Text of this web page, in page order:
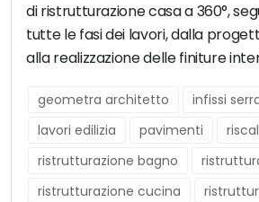
di ristrutturazione casa a 360°,
tutte le fasi dei lavori, dalla
alla realizzazione delle finiture
geometra architetto
infissi
lavori edilizia
pavimenti
ristrutturazione bagno
ristrutturazione cucina